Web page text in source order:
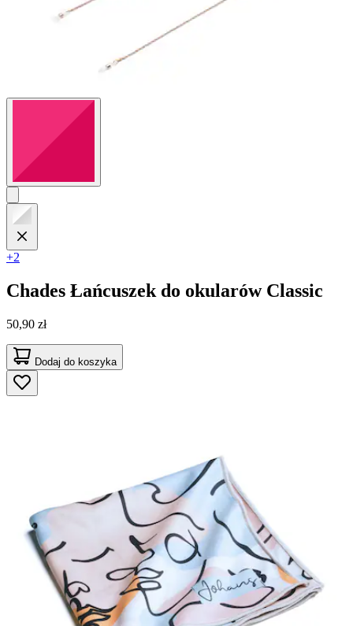
+2
Chades Łańcuszek do okularów Classic
50,90 zł
Dodaj do koszyka